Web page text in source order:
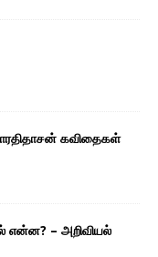
கவிதைகள்
என்ன? – அறிவியல்